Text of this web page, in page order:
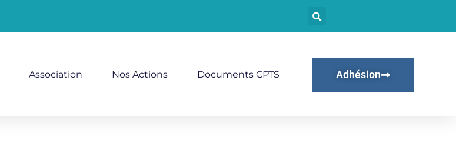
Association Nos Actions Documents CPTS Adhésion